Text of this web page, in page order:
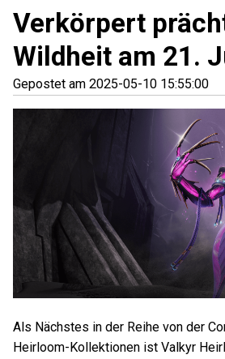
Verkörpert
Wildheit am 21.
Gepostet am 2025-05-10 15:55:00
Als Nächstes in der Reihe von der
Heirloom-Kollektionen ist Valkyr